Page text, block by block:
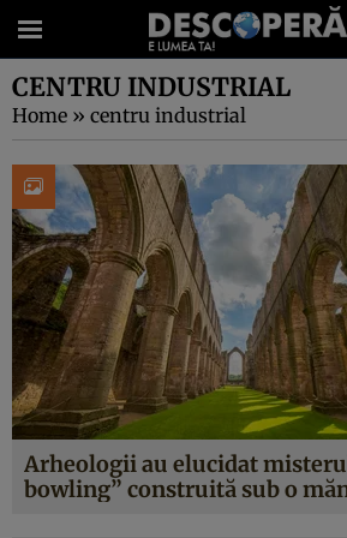
CENTRU INDUSTRIAL
Home » centru industrial
Arheologii au elucidat
bowling” construită sub o